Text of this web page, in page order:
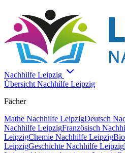
Nachhilfe Leipzig
Übersicht Nachhilfe Leipzig
Fächer
Mathe Nachhilfe LeipzigDeutsch
Nachhilfe LeipzigFranzösisch
LeipzigChemie Nachhilfe Leipzig
LeipzigGeschichte Nachhilfe Leipzig